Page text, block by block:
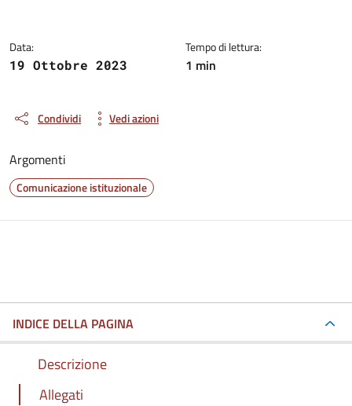
Data:
19 Ottobre 2023
Tempo di lettura:
1 min
Condividi Vedi azioni
Argomenti
Comunicazione istituzionale
INDICE DELLA PAGINA
Descrizione
Allegati